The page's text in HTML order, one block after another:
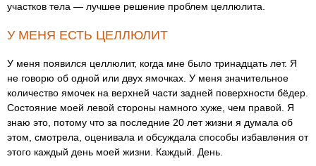
участков тела — лучшее решение проблем целлюлита.
У МЕНЯ ЕСТЬ ЦЕЛЛЮЛИТ
У меня появился целлюлит, когда мне было тринадцать лет. Я
не говорю об одной или двух ямочках. У меня значительное
количество ямочек на верхней части задней поверхности бёдер.
Состояние моей левой стороны намного хуже, чем правой. Я
знаю это, потому что за последние 20 лет жизни я думала об
этом, смотрела, оценивала и обсуждала способы избавления от
этого каждый день моей жизни. Каждый. День.